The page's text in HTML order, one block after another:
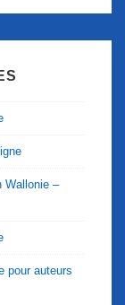
Wallonie –
pour auteurs